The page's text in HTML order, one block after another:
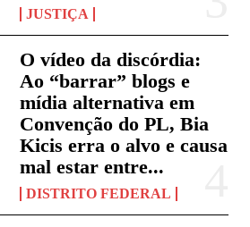
JUSTIÇA
O vídeo da discórdia:
Ao “barrar” blogs e
mídia alternativa em
Convenção do PL, Bia
Kicis erra o alvo e causa
mal estar entre...
DISTRITO FEDERAL